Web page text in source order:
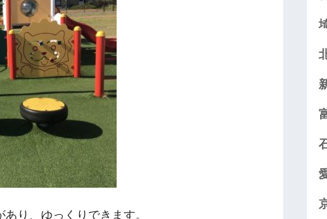
り、ゆっくりできます。